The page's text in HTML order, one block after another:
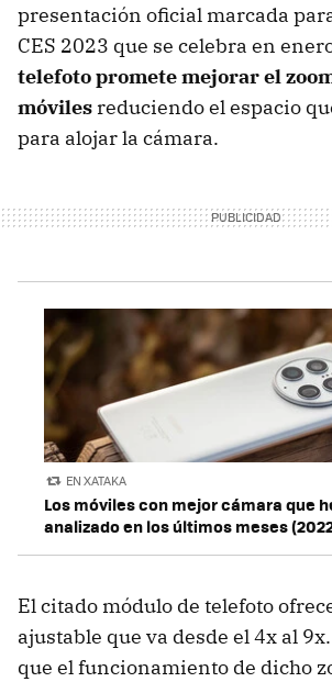
presentación oficial marcada
CES 2023 que se celebra en
telefoto promete mejorar el
móviles reduciendo el espacio
para alojar la cámara.
EN XATAKA
Los móviles con mejor cámara que
analizado en los últimos meses
El citado módulo de telefoto
ajustable que va desde el 4x al
que el funcionamiento de dicho